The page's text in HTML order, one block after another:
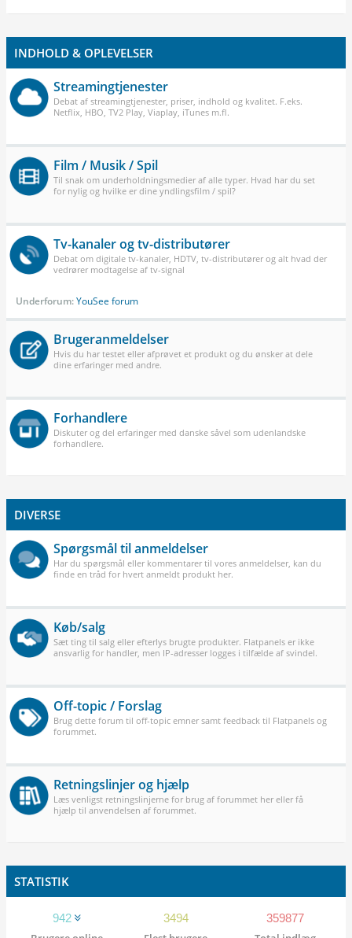
INDHOLD & OPLEVELSER
Streamingtjenester
Debat af streamingtjenester, priser, indhold og kvalitet. F.eks.
Netflix, HBO, TV2 Play, Viaplay, iTunes m.fl.
Film / Musik / Spil
Til snak om underholdningsmedier af alle typer. Hvad har du set
for nylig og hvilke er dine yndlingsfilm / spil?
Tv-kanaler og tv-distributører
Debat om digitale tv-kanaler, HDTV, tv-distributører og alt hvad der
vedrører modtagelse af tv-signal
Underforum:YouSee forum
Brugeranmeldelser
Hvis du har testet eller afprøvet et produkt og du ønsker at dele
dine erfaringer med andre.
Forhandlere
Diskuter og del erfaringer med danske såvel som udenlandske
forhandlere.
DIVERSE
Spørgsmål til anmeldelser
Har du spørgsmål eller kommentarer til vores anmeldelser, kan du
finde en tråd for hvert anmeldt produkt her.
Køb/salg
Sæt ting til salg eller efterlys brugte produkter. Flatpanels er ikke
ansvarlig for handler, men IP-adresser logges i tilfælde af svindel.
Off-topic / Forslag
Brug dette forum til off-topic emner samt feedback til Flatpanels og
forummet.
Retningslinjer og hjælp
Læs venligst retningslinjerne for brug af forummet her eller få
hjælp til anvendelsen af forummet.
STATISTIK
942 3494 359877